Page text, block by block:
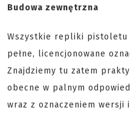
Budowa zewnętrzna
Wszystkie repliki pistoletu
pełne, licencjonowane
Znajdziemy tu zatem
obecne w palnym
wraz z oznaczeniem wersji